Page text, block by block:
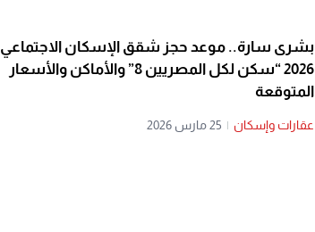
بشرى سارة.. موعد حجز شقق الإسكان الاجتماعي
2026 “سكن لكل المصريين 8” والأماكن والأسعار
المتوقعة
عقارات وإسكان | 25 مارس 2026